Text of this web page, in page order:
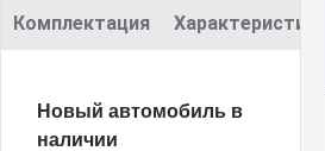
Комплектация Характеристики
Новый автомобиль в
наличии